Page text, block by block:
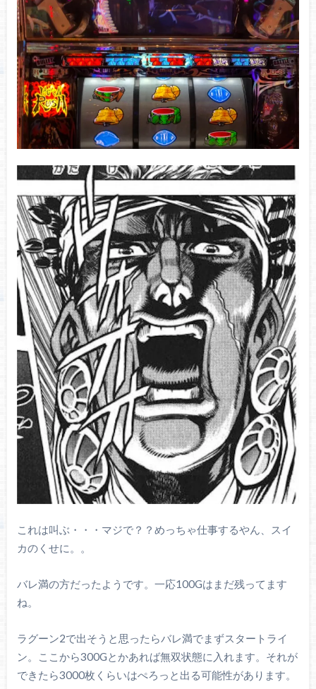
これは叫ぶ・・・マジで？？めっちゃ仕事するやん、スイ
カのくせに。。
バレ満の方だったようです。一応100Gはまだ残ってます
ね。
ラグーン2で出そうと思ったらバレ満でまずスタートライ
ン。ここから300Gとかあれば無双状態に入れます。それが
できたら3000枚くらいはぺろっと出る可能性があります。